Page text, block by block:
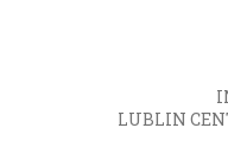
LUBLIN